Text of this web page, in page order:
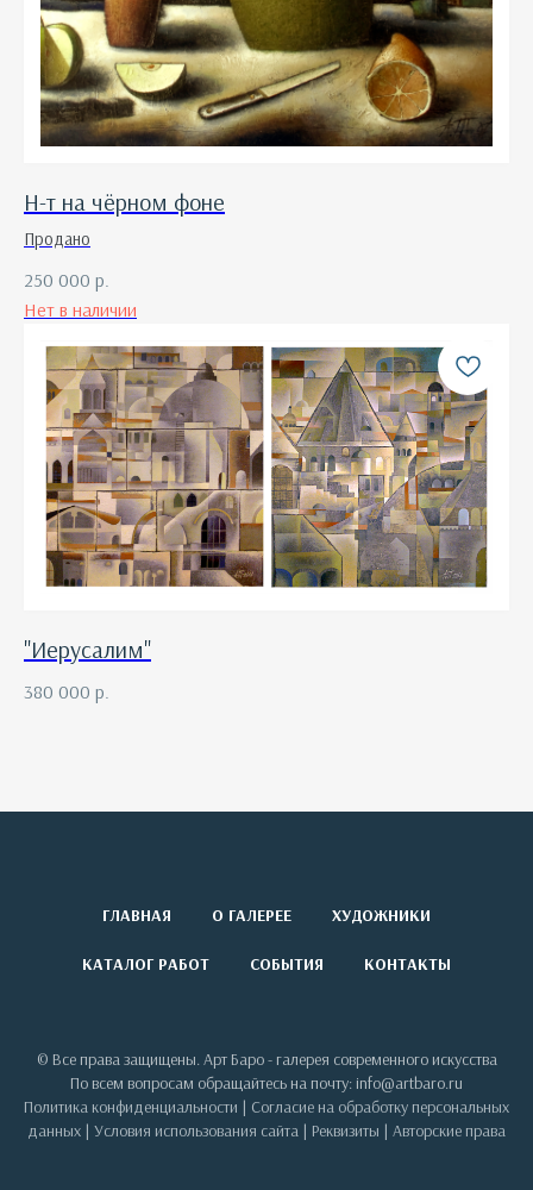
Н-т на чёрном фоне
Продано
250 000 р.
Нет в наличии
"Иерусалим"
380 000 р.
ГЛАВНАЯ О ГАЛЕРЕЕ ХУДОЖНИКИ
КАТАЛОГ РАБОТ СОБЫТИЯ КОНТАКТЫ
© Все права защищены. Арт Баро - галерея современного искусства
По всем вопросам обращайтесь на почту: info@artbaro.ru
Политика конфиденциальности | Согласие на обработку персональных
данных | Условия использования сайта | Реквизиты | Авторские права